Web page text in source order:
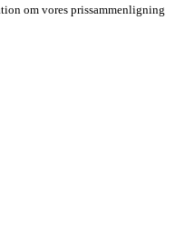
om vores prissammenligning